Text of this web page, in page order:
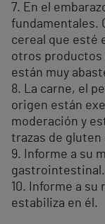
7. En el
fundamentales.
cereal que esté
otros productos
están muy
8. La carne, el
origen están
moderación y
trazas de gluten
9. Informe a su
gastrointestinal.
10. Informe a su
estabiliza en él.